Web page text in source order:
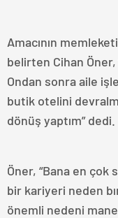
Amacının
belirten Cihan Öner,
Ondan sonra aile
butik otelini
dönüş yaptım” dedi.
Öner, “Bana en çok
bir kariyeri neden
önemli nedeni